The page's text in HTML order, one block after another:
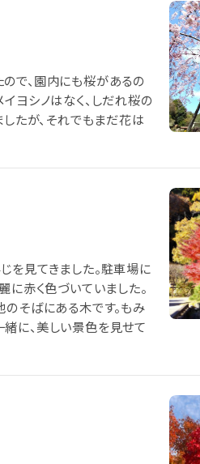
で、園内にも桜があるの
ヨシノはなく、しだれ桜の
したが、それでもまだ花は
を見てきました。駐車場に
に赤く色づいていました。
のそばにある木です。もみ
に、美しい景色を見せて